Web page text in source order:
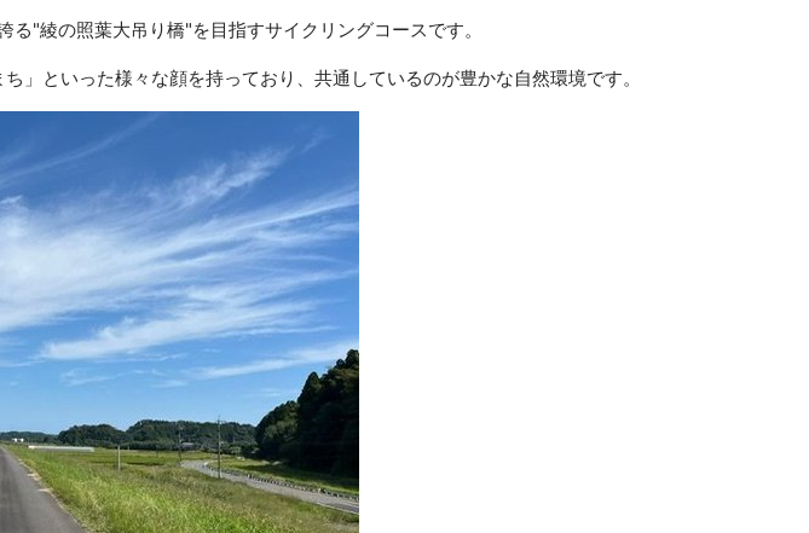
"綾の照葉大吊り橋"を目指すサイクリングコースです。
といった様々な顔を持っており、共通しているのが豊かな自然環境です。